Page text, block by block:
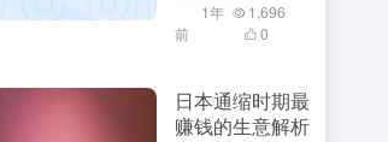
1年
前
1,696
0
日本通缩时期最
赚钱的生意解析